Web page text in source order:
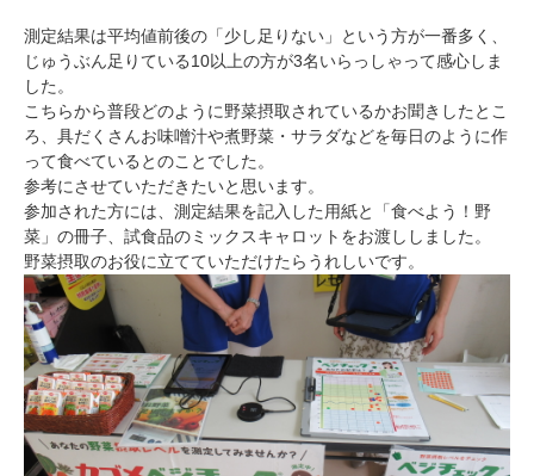
測定結果は平均値前後の「少し足りない」という方が一番多く、
じゅうぶん足りている10以上の方が3名いらっしゃって感心しま
した。
こちらから普段どのように野菜摂取されているかお聞きしたとこ
ろ、具だくさんお味噌汁や煮野菜・サラダなどを毎日のように作
って食べているとのことでした。
参考にさせていただきたいと思います。
参加された方には、測定結果を記入した用紙と「食べよう！野
菜」の冊子、試食品のミックスキャロットをお渡ししました。
野菜摂取のお役に立てていただけたらうれしいです。